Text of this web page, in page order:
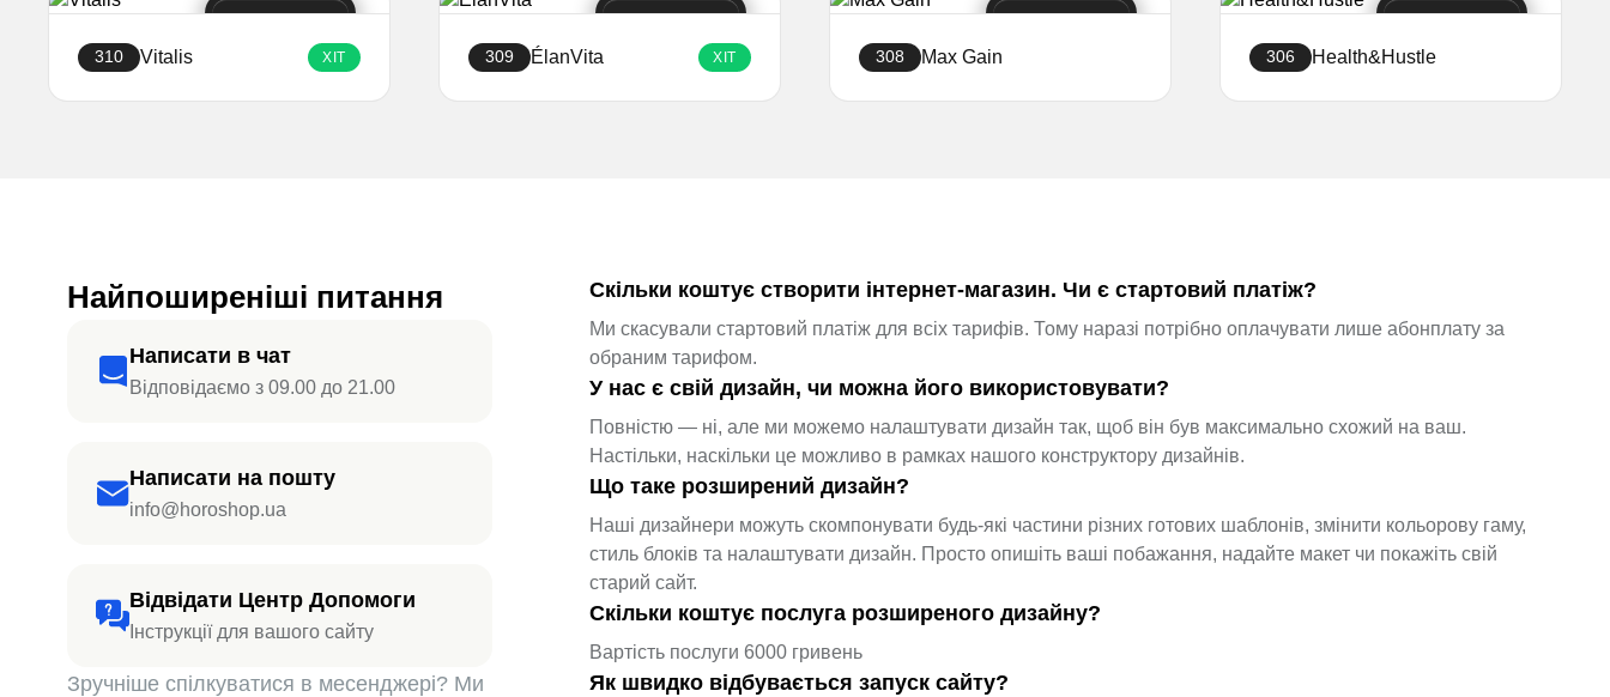
310 Vitalis ХІТ 309 ÉlanVita ХІТ 308 Max Gain 306 Health&Hustle
Найпоширеніші питання
Написати в чат
Відповідаємо з 09.00 до 21.00
Написати на пошту
info@horoshop.ua
Відвідати Центр Допомоги
Інструкції для вашого сайту
Зручніше спілкуватися в месенджері? Ми
Скільки коштує створити інтернет-магазин. Чи є стартовий платіж?
Ми скасували стартовий платіж для всіх тарифів. Тому наразі потрібно оплачувати лише абонплату за
обраним тарифом.
У нас є свій дизайн, чи можна його використовувати?
Повністю — ні, але ми можемо налаштувати дизайн так, щоб він був максимально схожий на ваш.
Настільки, наскільки це можливо в рамках нашого конструктору дизайнів.
Що таке розширений дизайн?
Наші дизайнери можуть скомпонувати будь-які частини різних готових шаблонів, змінити кольорову гаму,
стиль блоків та налаштувати дизайн. Просто опишіть ваші побажання, надайте макет чи покажіть свій
старий сайт.
Скільки коштує послуга розширеного дизайну?
Вартість послуги 6000 гривень
Як швидко відбувається запуск сайту?